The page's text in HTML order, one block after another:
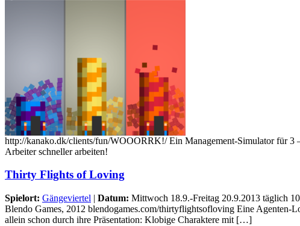
http://kanako.dk/clients/fun/WOOORRK!/ Ein Management-Simulator für 3
Arbeiter schneller arbeiten!
Thirty Flights of Loving
Spielort: Gängeviertel | Datum: Mittwoch 18.9.-Freitag 20.9.2013 täglich
Blendo Games, 2012 blendogames.com/thirtyflightsofloving Eine Agenten-
allein schon durch ihre Präsentation: Klobige Charaktere mit […]